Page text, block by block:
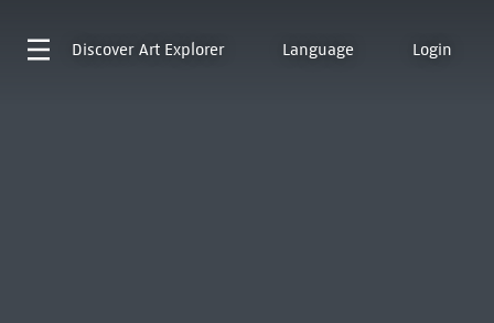
Discover Art Explorer Language Login